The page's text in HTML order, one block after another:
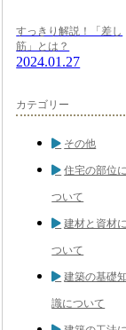
すっきり解説！「差し
筋」とは？
2024.01.27
カテゴリー
その他
住宅の部位に
ついて
建材と資材に
ついて
建築の基礎知
識について